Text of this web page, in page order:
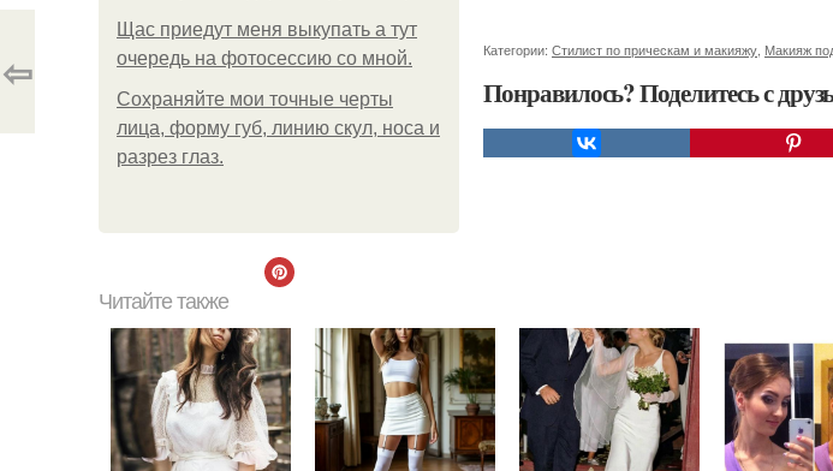
Щас приедут меня выкупать а тут
очередь на фотосессию со мной.
Сохраняйте мои точные черты
лица, форму губ, линию скул, носа и
разрез глаз.
Категории: Стилист по прическам и макияжу Макияж
Понравилось? Поделитесь с
⇦
Читайте также